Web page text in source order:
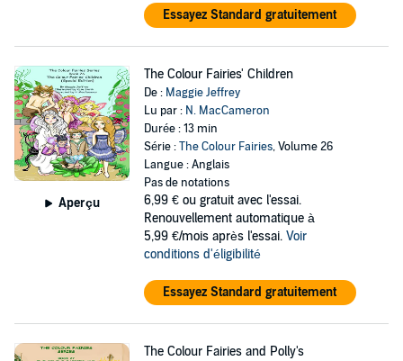
Essayez Standard gratuitement
Aperçu
The Colour Fairies' Children
De : Maggie Jeffrey
Lu par : N. MacCameron
Durée : 13 min
Série :The Colour Fairies, Volume 26
Langue : Anglais
Pas de notations
6,99 € ou gratuit avec l'essai.
Renouvellement automatique à
5,99 €/mois après l'essai. Voir
conditions d'éligibilité
Essayez Standard gratuitement
The Colour Fairies and Polly's